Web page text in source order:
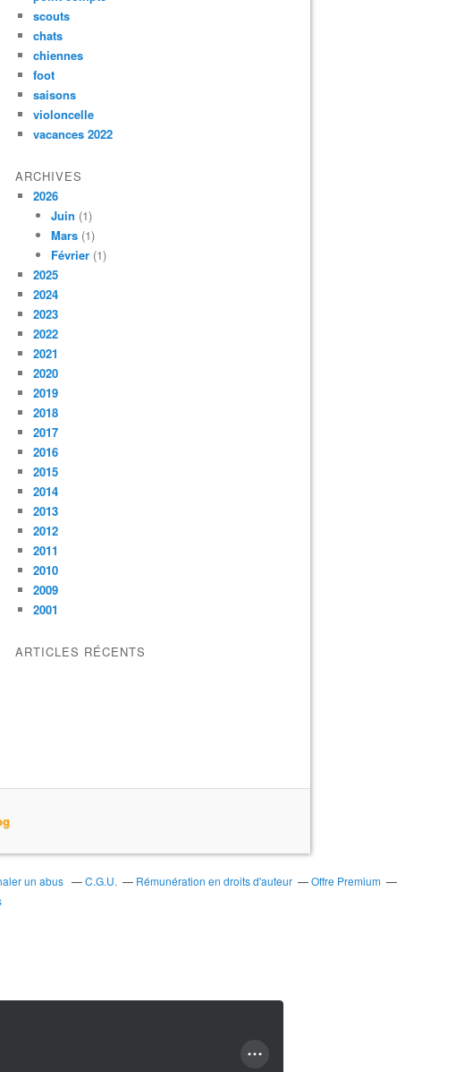
scouts
chats
chiennes
foot
saisons
violoncelle
vacances 2022
ARCHIVES
2026
Juin (1)
Mars (1)
Février (1)
2025
2024
2023
2022
2021
2020
2019
2018
2017
2016
2015
2014
2013
2012
2011
2010
2009
2001
ARTICLES RÉCENTS
un abus C.G.U. Rémunération en droits d'auteur
Offre Premium